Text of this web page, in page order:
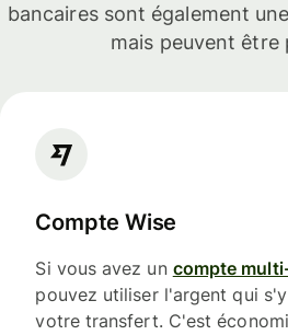
bancaires sont également
mais peuvent être
Compte Wise
Si vous avez un compte
pouvez utiliser l'argent qui
votre transfert. C'est